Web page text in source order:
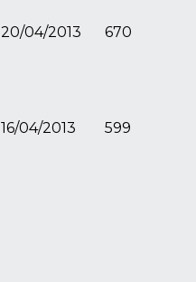
20/04/2013 670
16/04/2013 599